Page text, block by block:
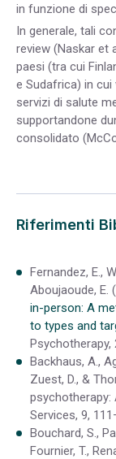
in funzione di
In generale, tali
review (Naskar et
paesi (tra cui
e Sudafrica) in
servizi di salute
supportandone
consolidato
Riferimenti
Fernandez, E.,
Aboujaoude, E.
in-person: A
to types and
Psychotherapy,
Backhaus, A.,
Zuest, D., &
psychotherapy:
Services, 9,
Bouchard, S.,
Fournier, T.,